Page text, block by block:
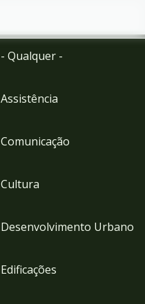
- Qualquer -
Assistência
Comunicação
Cultura
Desenvolvimento Urbano
Edificações